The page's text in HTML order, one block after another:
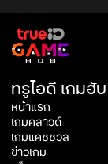
ทรูไอดี เกมฮับ
หน้าแรก
เกมคลาวด์
เกมแคชชวล
ข่าวเกม